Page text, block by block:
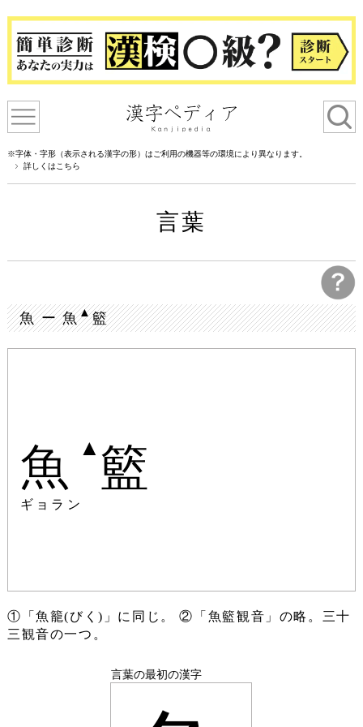
※字体・字形（表示される漢字の形）はご利用の機器等の環境により異なります。
詳しくはこちら
言葉
魚 ー 魚▲籃
魚 ▲ 籃
ギョラン
①「魚籠(びく)」に同じ。 ②「魚籃観音」の略。三十
三観音の一つ。
言葉の最初の漢字